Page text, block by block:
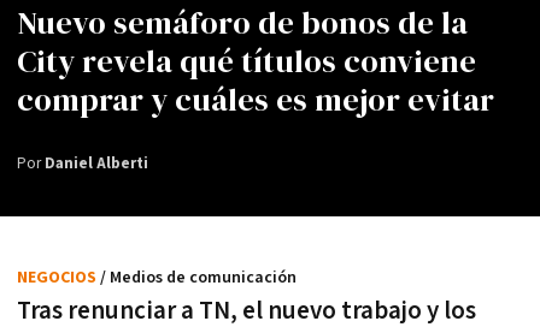
Nuevo semáforo de bonos de la
City revela qué títulos conviene
comprar y cuáles es mejor evitar
PorDaniel Alberti
Tras renunciar a TN, el nuevo trabajo y los
NEGOCIOS / Medios de comunicación